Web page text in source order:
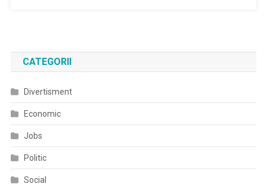
CATEGORII
Divertisment
Economic
Jobs
Politic
Social